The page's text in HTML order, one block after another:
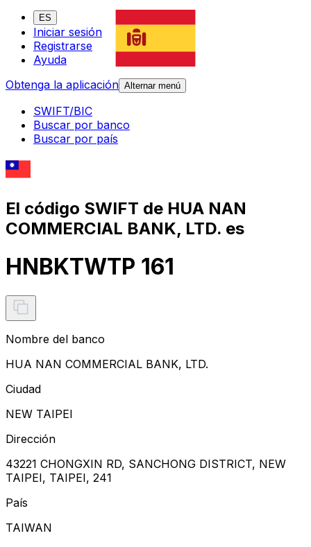
ES
Iniciar sesión
Registrarse
Ayuda
Obtenga la aplicación Alternar menú
SWIFT/BIC
Buscar por banco
Buscar por país
El código SWIFT de HUA NAN
COMMERCIAL BANK, LTD. es
HNBKTWTP 161
Nombre del banco
HUA NAN COMMERCIAL BANK, LTD.
Ciudad
NEW TAIPEI
Dirección
43221 CHONGXIN RD, SANCHONG DISTRICT, NEW
TAIPEI, TAIPEI, 241
País
TAIWAN